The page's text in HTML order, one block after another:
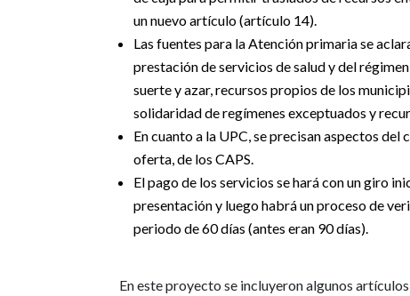
un nuevo artículo (artículo 14).
Las fuentes para la Atención primaria se
prestación de servicios de salud y del
suerte y azar, recursos propios de los
solidaridad de regímenes exceptuados y
En cuanto a la UPC, se precisan aspectos
oferta, de los CAPS.
El pago de los servicios se hará con un giro
presentación y luego habrá un proceso de
periodo de 60 días (antes eran 90 días).
En este proyecto se incluyeron algunos